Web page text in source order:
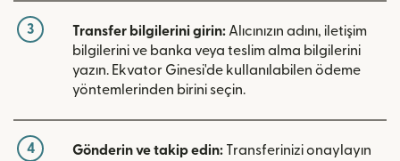
3 Transfer bilgilerini girin:Alıcınızın adını, iletişim
bilgilerini ve banka veya teslim alma bilgilerini
yazın. Ekvator Ginesi'de kullanılabilen ödeme
yöntemlerinden birini seçin.
4 Gönderin ve takip edin: Transferinizi onaylayın